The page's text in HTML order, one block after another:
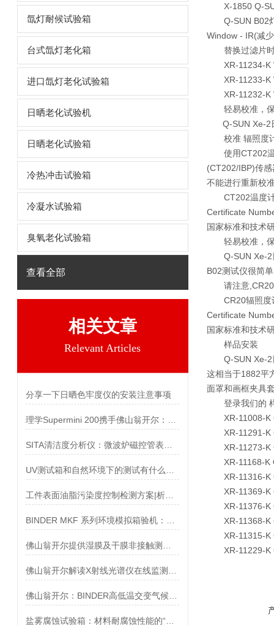
氙灯耐候试验箱
台式氙灯老化箱
进口氙灯老化试验箱
日晒老化试验机
日晒老化试验箱
冷热冲击试验箱
冷凝水试验箱
臭氧老化试验箱
查看全部
相关文章
Relevant Articles
分享一下日晒色牢度仪的安装注意事项
X-1850 Q-
Q-SUN B02灯
Window - IR(减
替换过滤片时
XR-11234-K
XR-11233-K
XR-11232-K
轻易校准，保
Q-SUN Xe-2日
校准 辐照度
使用CT202温
(CT202/IBP)传
不能进行重新校
CT202温度计
Certificate
国家标准和技术
轻易校准，保
Q-SUN Xe-2日
B02测试仪很简
请注意,CR20
CR20辐照度计
Certificate
国家标准和技术
样品安装
Q-SUN Xe-2日
这相当于1882平
面罩和画框夹具
登录我们的 样
XR-11008-K
XR-11291-K
XR-11273-K
XR-11168-K
XR-11316-K
XR-11369-K
XR-11376-K
XR-11368-K
XR-11315-K
XR-11229-K